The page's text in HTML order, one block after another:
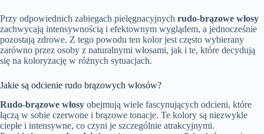
Przy odpowiednich zabiegach pielęgnacyjnych rudo-brązowe włosy
zachwycają intensywnością i efektownym wyglądem, a jednocześnie
pozostają zdrowe. Z tego powodu ten kolor jest często wybierany
zarówno przez osoby z naturalnymi włosami, jak i te, które decydują
się na koloryzację w różnych sytuacjach.
Jakie są odcienie rudo brązowych włosów?
Rudo-brązowe włosy obejmują wiele fascynujących odcieni, które
łączą w sobie czerwone i brązowe tonacje. Te kolory są niezwykle
ciepłe i intensywne, co czyni je szczególnie atrakcyjnymi.